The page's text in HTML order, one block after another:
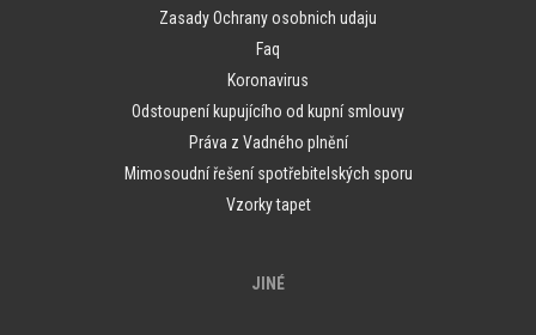
Zasady Ochrany osobnich udaju
Faq
Koronavirus
Odstoupení kupujícího od kupní smlouvy
Práva z Vadného plnění
Mimosoudní řešení spotřebitelských sporu
Vzorky tapet
JINÉ